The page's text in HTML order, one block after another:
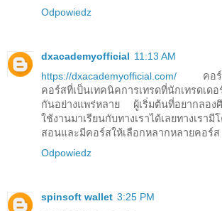
Odpowiedz
dxacademyofficial 11:13 AM
https://dxacademyofficial.com/ คอร์สข
คอร์สที่เป็นเทคนิคการเทรดที่นักเทรดเด
กันอย่างแพร่หลาย ผู้เริ่มต้นที่อยากลองศึ
ใช้งานมาเรียนกับทางเราได้เลยทางเรา
สอนและมีคอร์สให้เลือกหลากหลายคอร์ส
Odpowiedz
spinsoft wallet 3:25 PM